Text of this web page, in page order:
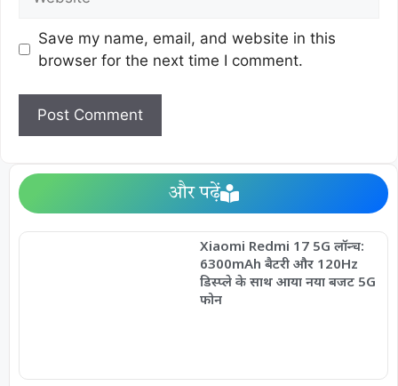
Save my name, email, and website in this
browser for the next time I comment.
और पढ़ें
Xiaomi Redmi 17 5G लॉन्च:
6300mAh बैटरी और 120Hz
डिस्प्ले के साथ आया नया बजट 5G
फोन